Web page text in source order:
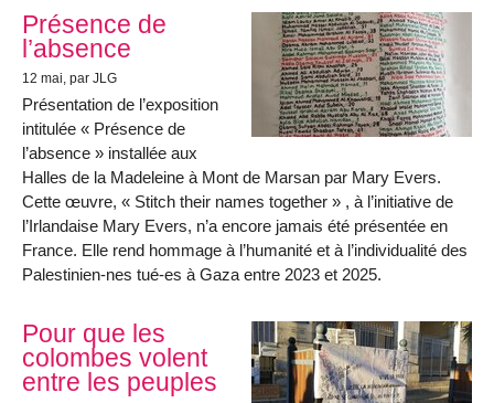
Présence de
l’absence
12 mai, par JLG
Présentation de l’exposition
intitulée « Présence de
l’absence » installée aux
Halles de la Madeleine à Mont de Marsan par Mary Evers.
Cette œuvre, « Stitch their names together » , à l’initiative de
l’Irlandaise Mary Evers, n’a encore jamais été présentée en
France. Elle rend hommage à l’humanité et à l’individualité des
Palestinien-nes tué-es à Gaza entre 2023 et 2025.
Pour que les
colombes volent
entre les peuples